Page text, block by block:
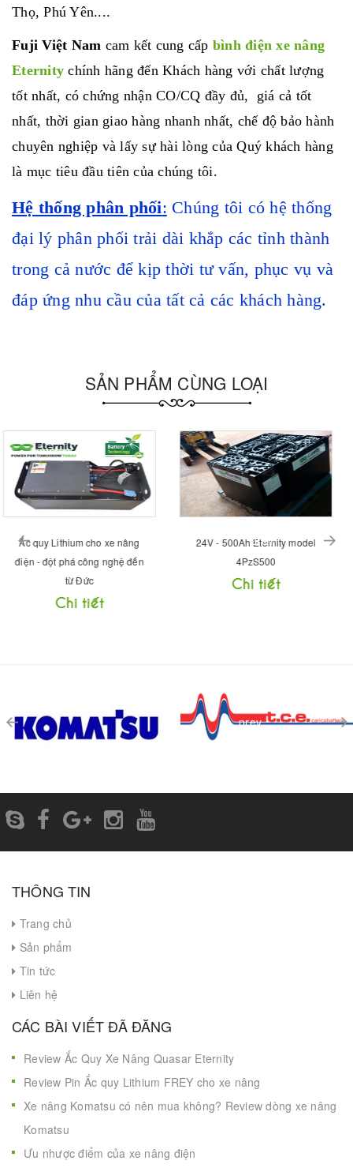
Thọ, Phú Yên....
Fuji Việt Nam cam kết cung cấp bình điện xe nâng
Eternity chính hãng đến Khách hàng với chất lượng
tốt nhất, có chứng nhận CO/CQ đầy đủ, giá cả tốt
nhất, thời gian giao hàng nhanh nhất, chế độ bảo hành
chuyên nghiệp và lấy sự hài lòng của Quý khách hàng
là mục tiêu đầu tiên của chúng tôi.
Hệ thống phân phối: Chúng tôi có hệ thống
đại lý phân phối trải dài khắp các tỉnh thành
trong cả nước để kịp thời tư vấn, phục vụ và
đáp ứng nhu cầu của tất cả các khách hàng.
SẢN PHẨM CÙNG LOẠI
24V - 500Ah Eternity model
4PzS500
Chi tiết
48V - 750Ah Eternity 6PzS750
Chi tiết
prev
THÔNG TIN
Trang chủ
Sản phẩm
Tin tức
Liên hệ
CÁC BÀI VIẾT ĐÃ ĐĂNG
Review Ắc Quy Xe Nâng Quasar Eternity
Review Pin Ắc quy Lithium FREY cho xe nâng
Xe nâng Komatsu có nên mua không? Review dòng xe nâng
Komatsu
Ưu nhược điểm của xe nâng điện